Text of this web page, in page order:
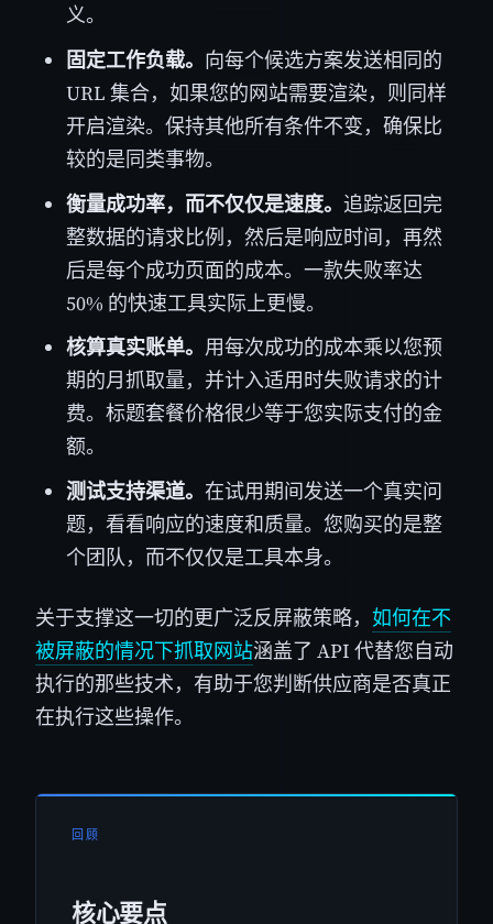
义。
固定工作负载。 向每个候选方案发送相同的
URL 集合，如果您的网站需要渲染，则同样
开启渲染。保持其他所有条件不变，确保比
较的是同类事物。
衡量成功率，而不仅仅是速度。 追踪返回完
整数据的请求比例，然后是响应时间，再然
后是每个成功页面的成本。一款失败率达
50% 的快速工具实际上更慢。
核算真实账单。 用每次成功的成本乘以您预
期的月抓取量，并计入适用时失败请求的计
费。标题套餐价格很少等于您实际支付的金
额。
测试支持渠道。 在试用期间发送一个真实问
题，看看响应的速度和质量。您购买的是整
个团队，而不仅仅是工具本身。
关于支撑这一切的更广泛反屏蔽策略， 如何在不
被屏蔽的情况下抓取网站涵盖了 API 代替您自动
执行的那些技术，有助于您判断供应商是否真正
在执行这些操作。
回顾
核心要点